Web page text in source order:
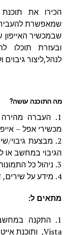
הכירו את
שבמכשיר
ובעזרת תוכלו
לנהל,ליצור
מה התוכנה עושה?
1. העברה
מכשירי אפל –
2. מבצעת
הגיבוי במחשב או
3. ניהול כל התמונות שנמצאות במכשיר.
4. מידע על שירים, דירוגים, הוספת תמונת אלבום לשיר.
מתאים ל:
,Vista ותוכנת אייטונס מותקנת.